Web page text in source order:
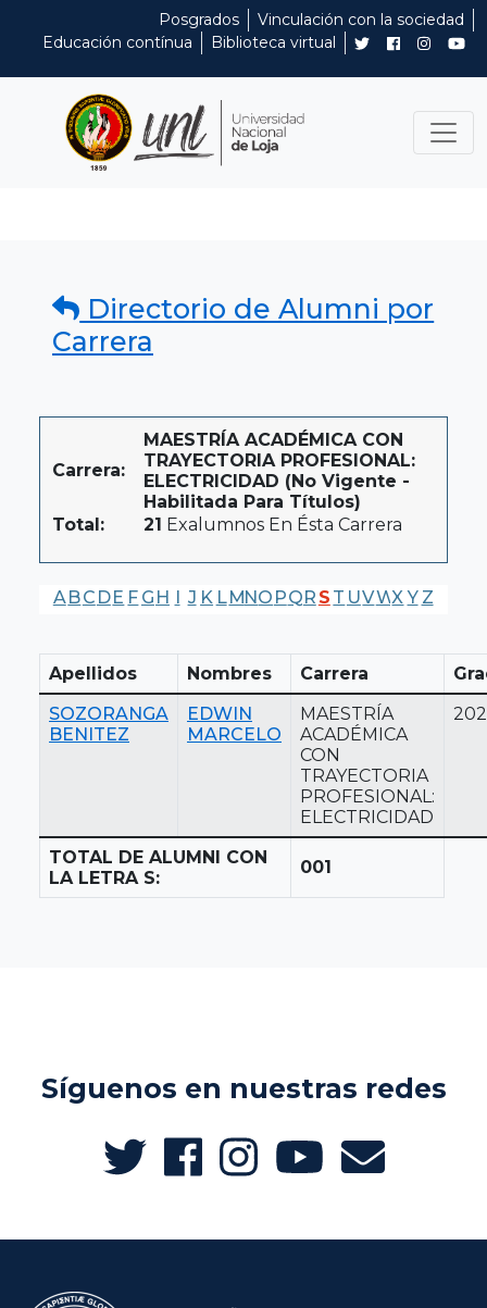
Posgrados
Vinculación con la sociedad
Educación contínua
Biblioteca virtual
Directorio de Alumni por
Carrera
Carrera:
MAESTRÍA ACADÉMICA CON
TRAYECTORIA PROFESIONAL:
ELECTRICIDAD (No Vigente -
Habilitada Para Títulos)
Total:
21 Exalumnos En Ésta Carrera
A BC DE F G H I J K LMNO PQR S T UVWX Y Z
Apellidos Nombres Carrera
SOZORANGA
BENITEZ
EDWIN
MARCELO
MAESTRÍA
ACADÉMICA
CON
TRAYECTORIA
PROFESIONAL:
ELECTRICIDAD
TOTAL DE ALUMNI CON
LA LETRA S:
001
Síguenos en nuestras redes